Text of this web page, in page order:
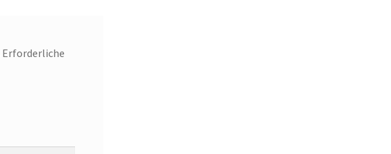
Erforderliche